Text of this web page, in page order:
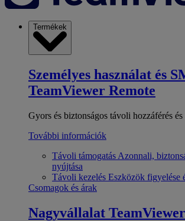
Termékek
Személyes használat és
TeamViewer Remote
Gyors és biztonságos távoli hozzáférés
További információk
Távoli támogatás Azonnali,
nyújtása
Távoli kezelés Eszközök figyelése
Csomagok és árak
Nagyvállalat